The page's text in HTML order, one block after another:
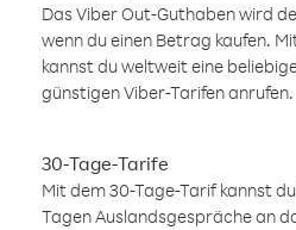
Das Viber Out-Guthaben wird
wenn du einen Betrag kaufen.
kannst du weltweit eine
günstigen Viber-Tarifen anrufen.
30-Tage-Tarife
Mit dem 30-Tage-Tarif kannst
Tagen Auslandsgespräche an